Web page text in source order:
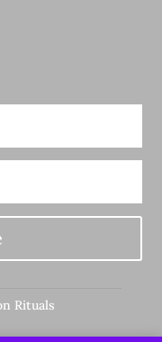
Rituals